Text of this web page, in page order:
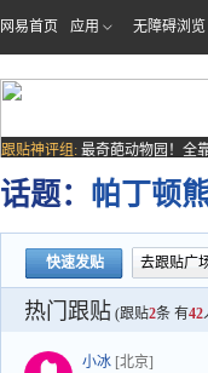
网易首页 应用 无障碍浏览
跟贴神评组: 最奇葩动物园！全
场子
话题： 帕丁顿
快速发贴 去跟贴广
热门跟贴 (跟贴2条 有42
小冰 [北京]